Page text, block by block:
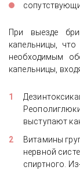
При выезде
капельницы,
необходимым
капельницы,
выступают
Витамины
нервной
спиртного.